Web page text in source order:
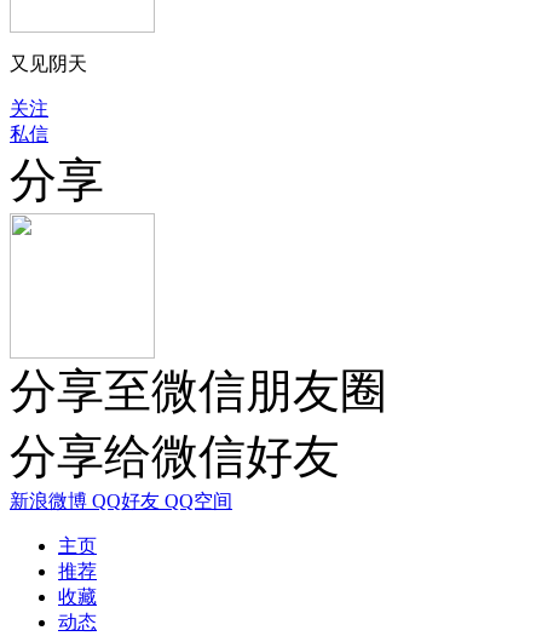
又见阴天
关注
私信
分享
分享至微信朋友圈
分享给微信好友
新浪微博 QQ好友 QQ空间
主页
推荐
收藏
动态